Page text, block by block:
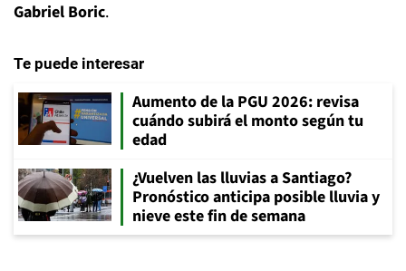
Gabriel Boric.
Te puede interesar
Aumento de la PGU 2026: revisa
cuándo subirá el monto según tu
edad
¿Vuelven las lluvias a Santiago?
Pronóstico anticipa posible lluvia y
nieve este fin de semana